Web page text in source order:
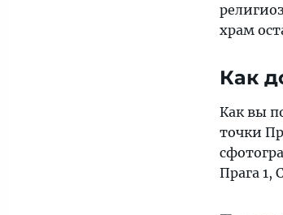
храм
Как
Как вы
точки
Прага 1,